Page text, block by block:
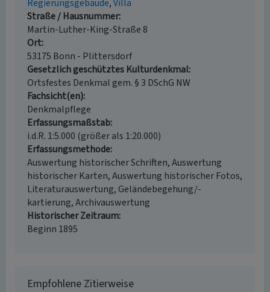
Regierungsgebäude Villa
Straße / Hausnummer
Martin-Luther-King-Straße 8
Ort
53175 Bonn - Plittersdorf
Gesetzlich geschütztes Kulturdenkmal
Ortsfestes Denkmal gem. § 3 DSchG NW
Fachsicht(en)
Denkmalpflege
Erfassungsmaßstab
i.d.R. 1:5.000 (größer als 1:20.000)
Erfassungsmethode
Auswertung historischer Schriften, Auswertung
historischer Karten, Auswertung historischer Fotos,
Literaturauswertung, Geländebegehung/-
kartierung, Archivauswertung
Historischer Zeitraum
Beginn 1895
Empfohlene Zitierweise